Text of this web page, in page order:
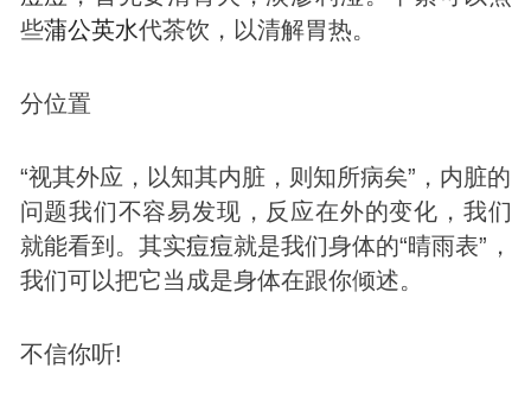
些蒲公英水代茶饮，以清解胃热。
分位置
“视其外应，以知其内脏，则知所病矣”，内脏的
问题我们不容易发现，反应在外的变化，我们
就能看到。其实痘痘就是我们身体的“晴雨表”，
我们可以把它当成是身体在跟你倾述。
不信你听!